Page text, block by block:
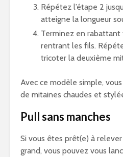
Répétez l’étape 2
atteigne la longueur
Terminez en
rentrant les fils.
tricoter la deuxième
Avec ce modèle simple,
de mitaines chaudes et
Pull sans manches
Si vous êtes prêt(e) à
grand, vous pouvez vous